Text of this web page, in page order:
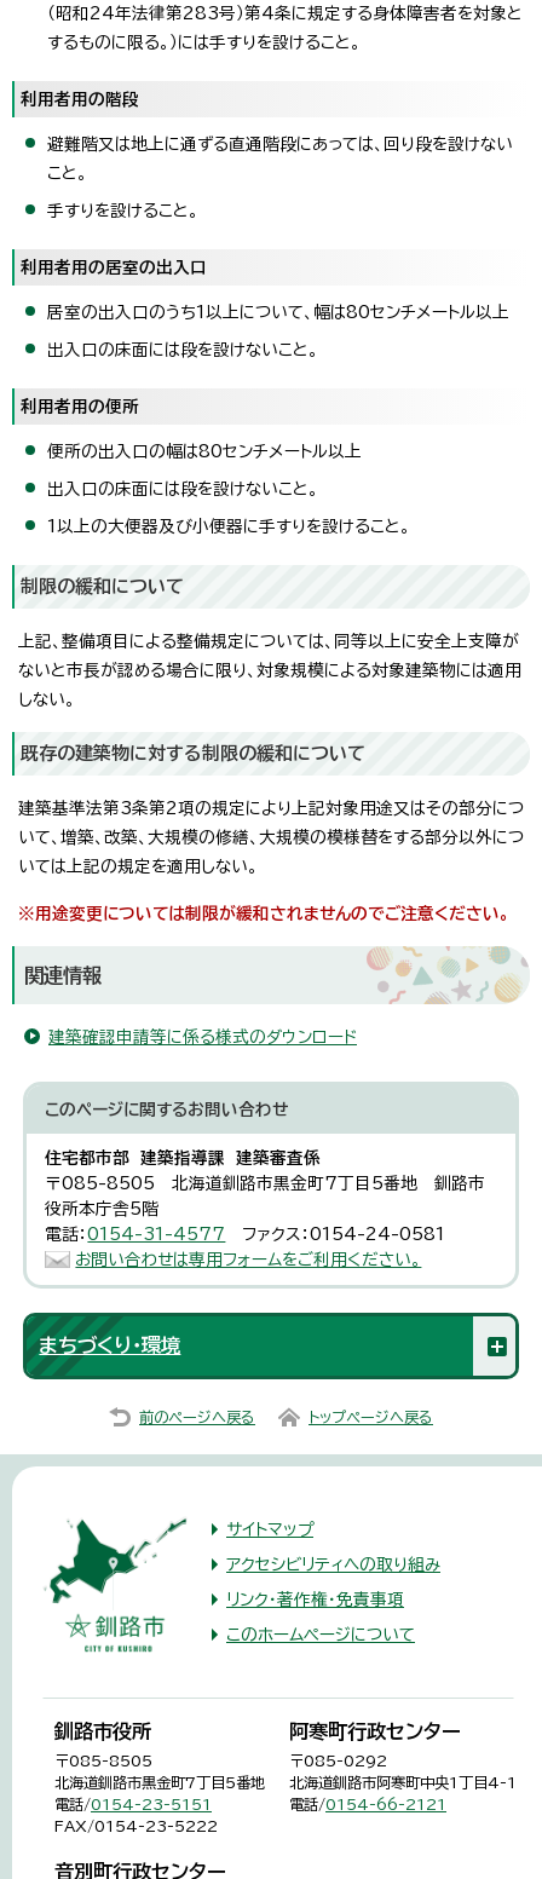
（昭和24年法律第283号）第4条に規定する身体障害者を対象と
するものに限る。）には手すりを設けること。
利用者用の階段
避難階又は地上に通ずる直通階段にあっては、回り段を設けない
こと。
手すりを設けること。
利用者用の居室の出入口
居室の出入口のうち1以上について、幅は80センチメートル以上
出入口の床面には段を設けないこと。
利用者用の便所
便所の出入口の幅は80センチメートル以上
出入口の床面には段を設けないこと。
1以上の大便器及び小便器に手すりを設けること。
制限の緩和について
上記、整備項目による整備規定については、同等以上に安全上支障が
ないと市長が認める場合に限り、対象規模による対象建築物には適用
しない。
既存の建築物に対する制限の緩和について
建築基準法第3条第2項の規定により上記対象用途又はその部分につ
いて、増築、改築、大規模の修繕、大規模の模様替をする部分以外につ
いては上記の規定を適用しない。
※用途変更については制限が緩和されませんのでご注意ください。
関連情報
建築確認申請等に係る様式のダウンロード
このページに関するお問い合わせ
住宅都市部 建築指導課 建築審査係
〒085-8505 北海道釧路市黒金町7丁目5番地 釧路市
役所本庁舎5階
電話：0154-31-4577
ファクス：0154-24-0581
お問い合わせは専用フォームをご利用ください。
まちづくり・環境
前のページへ戻る トップページへ戻る
サイトマップ
アクセシビリティへの取り組み
リンク・著作権・免責事項
このホームページについて
釧路市役所
〒085-8505
北海道釧路市黒金町7丁目5番地
電話/0154-23-5151
FAX/0154-23-5222
阿寒町行政センター
〒085-0292
北海道釧路市阿寒町中央1丁目4-1
電話/0154-66-2121
音別町行政センター